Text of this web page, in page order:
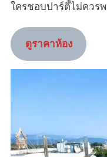
ใครชอบปาร์ตี้ไม่ควร
ดูราคาห้อง